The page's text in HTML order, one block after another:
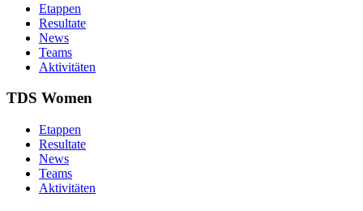
Etappen
Resultate
News
Teams
Aktivitäten
TDS Women
Etappen
Resultate
News
Teams
Aktivitäten